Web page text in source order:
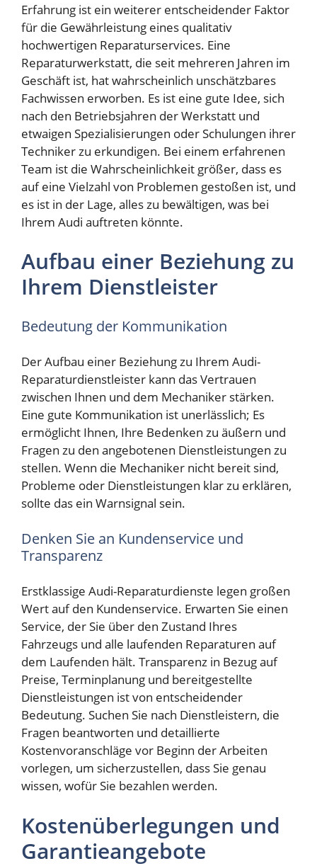
Erfahrung ist ein weiterer entscheidender Faktor
für die Gewährleistung eines qualitativ
hochwertigen Reparaturservices. Eine
Reparaturwerkstatt, die seit mehreren Jahren im
Geschäft ist, hat wahrscheinlich unschätzbares
Fachwissen erworben. Es ist eine gute Idee, sich
nach den Betriebsjahren der Werkstatt und
etwaigen Spezialisierungen oder Schulungen ihrer
Techniker zu erkundigen. Bei einem erfahrenen
Team ist die Wahrscheinlichkeit größer, dass es
auf eine Vielzahl von Problemen gestoßen ist, und
es ist in der Lage, alles zu bewältigen, was bei
Ihrem Audi auftreten könnte.
Aufbau einer Beziehung zu
Ihrem Dienstleister
Bedeutung der Kommunikation
Der Aufbau einer Beziehung zu Ihrem Audi-
Reparaturdienstleister kann das Vertrauen
zwischen Ihnen und dem Mechaniker stärken.
Eine gute Kommunikation ist unerlässlich; Es
ermöglicht Ihnen, Ihre Bedenken zu äußern und
Fragen zu den angebotenen Dienstleistungen zu
stellen. Wenn die Mechaniker nicht bereit sind,
Probleme oder Dienstleistungen klar zu erklären,
sollte das ein Warnsignal sein.
Denken Sie an Kundenservice und
Transparenz
Erstklassige Audi-Reparaturdienste legen großen
Wert auf den Kundenservice. Erwarten Sie einen
Service, der Sie über den Zustand Ihres
Fahrzeugs und alle laufenden Reparaturen auf
dem Laufenden hält. Transparenz in Bezug auf
Preise, Terminplanung und bereitgestellte
Dienstleistungen ist von entscheidender
Bedeutung. Suchen Sie nach Dienstleistern, die
Fragen beantworten und detaillierte
Kostenvoranschläge vor Beginn der Arbeiten
vorlegen, um sicherzustellen, dass Sie genau
wissen, wofür Sie bezahlen werden.
Kostenüberlegungen und
Garantieangebote